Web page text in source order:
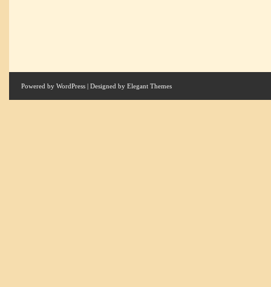
Powered by WordPress | Designed by Elegant Themes